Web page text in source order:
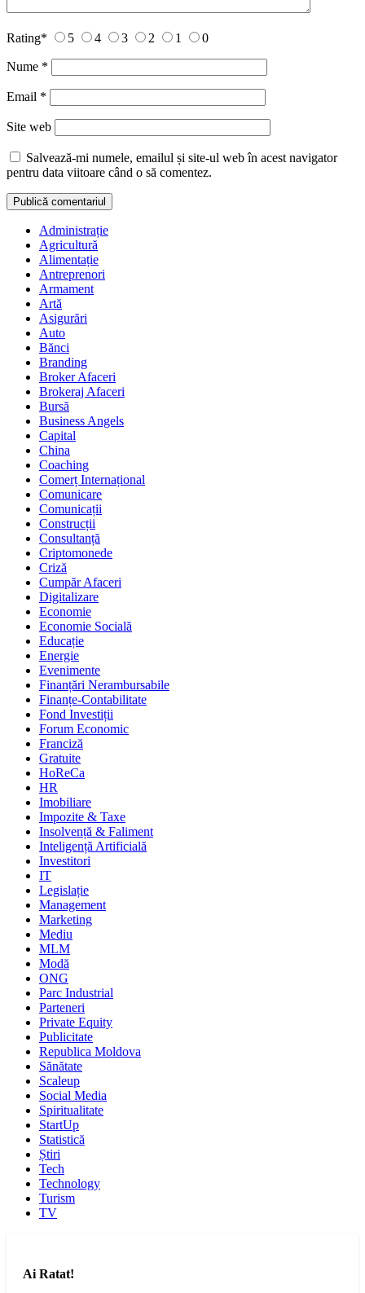
Rating* 5 4 3 2 1 0
Nume *
Email *
Site web
Salvează-mi numele, emailul și site-ul web în acest navigator
pentru data viitoare când o să comentez.
Administrație
Agricultură
Alimentație
Antreprenori
Armament
Artă
Asigurări
Auto
Bănci
Branding
Broker Afaceri
Brokeraj Afaceri
Bursă
Business Angels
Capital
China
Coaching
Comerț Internațional
Comunicare
Comunicații
Construcții
Consultanță
Criptomonede
Criză
Cumpăr Afaceri
Digitalizare
Economie
Economie Socială
Educație
Energie
Evenimente
Finanțări Nerambursabile
Finanțe-Contabilitate
Fond Investiții
Forum Economic
Franciză
Gratuite
HoReCa
HR
Imobiliare
Impozite & Taxe
Insolvență & Faliment
Inteligență Artificială
Investitori
IT
Legislație
Management
Marketing
Mediu
MLM
Modă
ONG
Parc Industrial
Parteneri
Private Equity
Publicitate
Republica Moldova
Sănătate
Scaleup
Social Media
Spiritualitate
StartUp
Statistică
Știri
Tech
Technology
Turism
TV
Ai Ratat!